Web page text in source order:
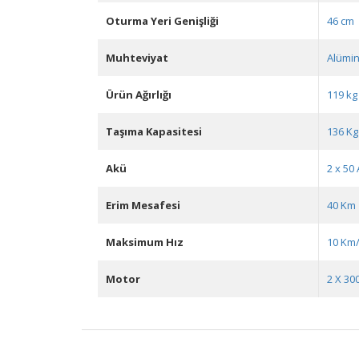
Oturma Yeri Genişliği 46 cm
Muhteviyat
Ürün Ağırlığı 119 kg
Taşıma Kapasitesi 136 Kg
Akü 2 x 50
Erim Mesafesi 40 Km
Maksimum Hız 10
Motor 2 X